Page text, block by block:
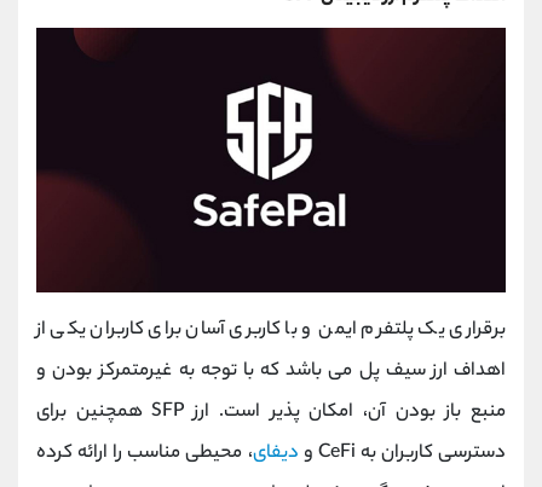
برقراری یک پلتفرم ایمن و با کاربری آسان برای کاربران یکی از
اهداف ارز سیف پل می باشد که با توجه به غیرمتمرکز بودن و
منبع باز بودن آن، امکان پذیر است. ارز SFP همچنین برای
دسترسی کاربران به CeFi و
دیفای، محیطی مناسب را ارائه کرده